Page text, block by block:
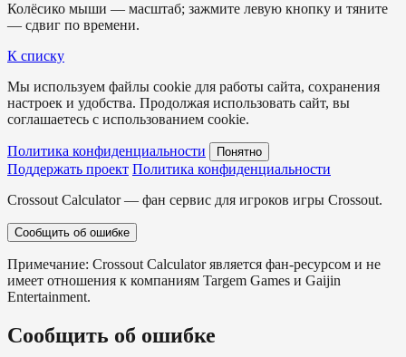
Колёсико мыши — масштаб; зажмите левую кнопку и тяните
— сдвиг по времени.
К списку
Мы используем файлы cookie для работы сайта, сохранения
настроек и удобства. Продолжая использовать сайт, вы
соглашаетесь с использованием cookie.
Политика конфиденциальности Понятно
Поддержать проект Политика конфиденциальности
Crossout Calculator — фан сервис для игроков игры Crossout.
Сообщить об ошибке
Примечание: Crossout Calculator является фан-ресурсом и не
имеет отношения к компаниям Targem Games и Gaijin
Entertainment.
Сообщить об ошибке